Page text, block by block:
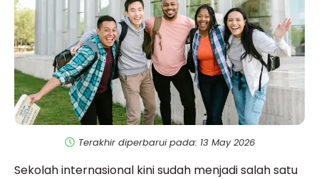
Terakhir diperbarui pada: 13 May 2026
Sekolah internasional kini sudah menjadi salah satu